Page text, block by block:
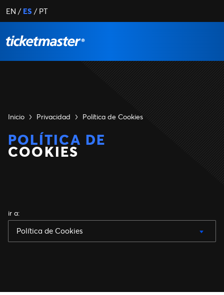
EN ES PT
Inicio Privacidad Política de Cookies
POLÍTICA DE
COOKIES
ir a:
Política de Cookies